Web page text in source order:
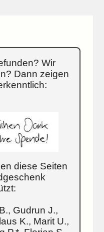
Wir
Dann zeigen
diese Seiten
Gudrun J.,
K., Marit U.,